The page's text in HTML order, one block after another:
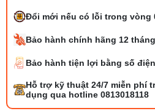
Đổi mới nếu có lỗi trong vòng
Bảo hành chính hãng 12 tháng
Bảo hành tiện lợi bằng số điện
Hỗ trợ kỹ thuật 24/7 miễn phí
dụng qua hotline 0813018118
Tổng hợp 6 loại
đáng mua
25/07/2026 09:30 AM